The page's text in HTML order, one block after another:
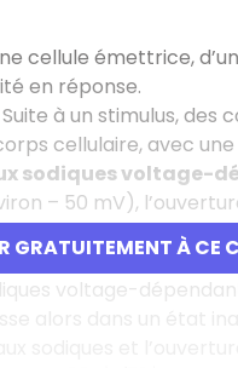
GRATUITEMENT À CE
cellule émettrice,
en réponse.
à un stimulus, des
cellulaire, avec
sodiques voltage-
– 50 mV),
entraîne une
dépendant,
voltage-